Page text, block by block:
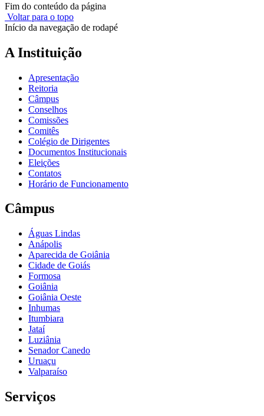
Fim do conteúdo da página
Voltar para o topo
Início da navegação de rodapé
A Instituição
Apresentação
Reitoria
Câmpus
Conselhos
Comissões
Comitês
Colégio de Dirigentes
Documentos Institucionais
Eleições
Contatos
Horário de Funcionamento
Câmpus
Águas Lindas
Anápolis
Aparecida de Goiânia
Cidade de Goiás
Formosa
Goiânia
Goiânia Oeste
Inhumas
Itumbiara
Jataí
Luziânia
Senador Canedo
Uruaçu
Valparaíso
Serviços